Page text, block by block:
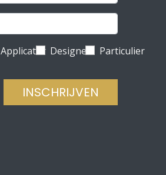
Applicator Designer Particulier
INSCHRIJVEN